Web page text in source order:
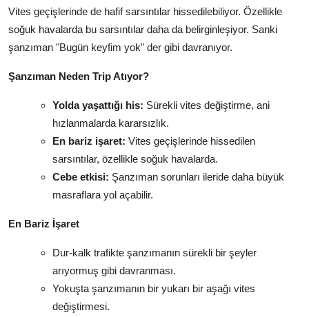
Vites geçişlerinde de hafif sarsıntılar hissedilebiliyor. Özellikle
soğuk havalarda bu sarsıntılar daha da belirginleşiyor. Sanki
şanzıman "Bugün keyfim yok" der gibi davranıyor.
Şanzıman Neden Trip Atıyor?
Yolda yaşattığı his: Sürekli vites değiştirme, ani
hızlanmalarda kararsızlık.
En bariz işaret: Vites geçişlerinde hissedilen
sarsıntılar, özellikle soğuk havalarda.
Cebe etkisi: Şanzıman sorunları ileride daha büyük
masraflara yol açabilir.
En Bariz İşaret
Dur-kalk trafikte şanzımanın sürekli bir şeyler
arıyormuş gibi davranması.
Yokuşta şanzımanın bir yukarı bir aşağı vites
değiştirmesi.